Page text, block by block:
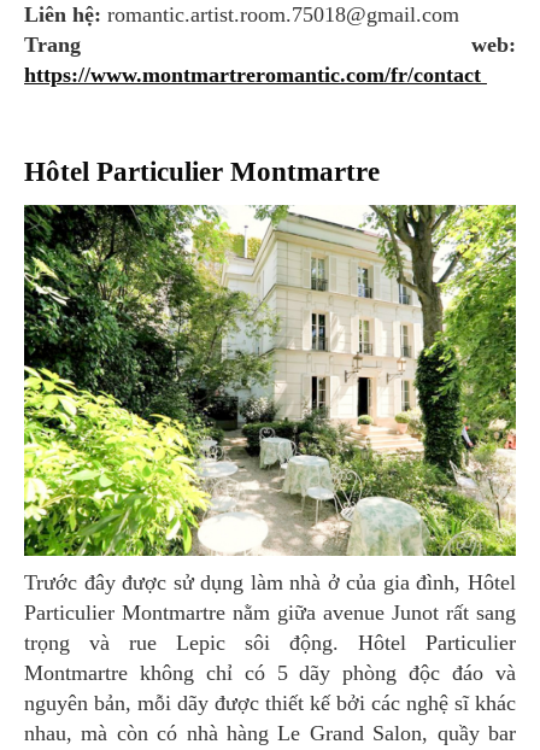
Liên hệ: romantic.artist.room.75018@gmail.com
Trang web:
https://www.montmartreromantic.com/fr/contact
Hôtel Particulier Montmartre
Trước đây được sử dụng làm nhà ở của gia đình, Hôtel
Particulier Montmartre nằm giữa avenue Junot rất sang
trọng và rue Lepic sôi động. Hôtel Particulier
Montmartre không chỉ có 5 dãy phòng độc đáo và
nguyên bản, mỗi dãy được thiết kế bởi các nghệ sĩ khác
nhau, mà còn có nhà hàng Le Grand Salon, quầy bar